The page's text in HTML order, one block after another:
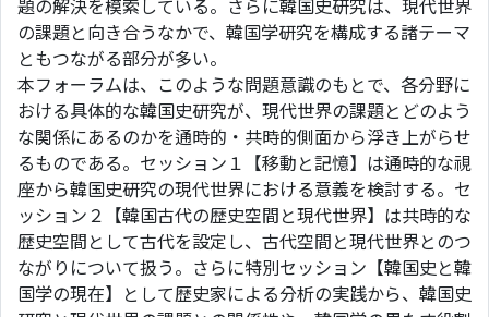
題の解決を模索している。さらに韓国史研究は、現代世界
の課題と向き合うなかで、韓国学研究を構成する諸テーマ
ともつながる部分が多い。
本フォーラムは、このような問題意識のもとで、各分野に
おける具体的な韓国史研究が、現代世界の課題とどのよう
な関係にあるのかを通時的・共時的側面から浮き上がらせ
るものである。セッション１【移動と記憶】は通時的な視
座から韓国史研究の現代世界における意義を検討する。セ
ッション２【韓国古代の歴史空間と現代世界】は共時的な
歴史空間として古代を設定し、古代空間と現代世界とのつ
ながりについて扱う。さらに特別セッション【韓国史と韓
国学の現在】として歴史家による分析の実践から、韓国史